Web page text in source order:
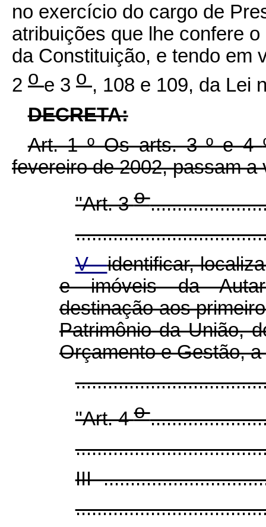
no exercício do cargo de
atribuições que lhe confere
da Constituição, e tendo em
2 o e 3 o , 108 e 109, da Lei
DECRETA:
Art. 1ºOs arts. 3ºe 4
fevereiro de 2002, passam
"Art. 3o
V -identificar,
e imóveis da
destinação aos
Patrimônio da União,
Orçamento e Gestão,
"Art. 4o
III -